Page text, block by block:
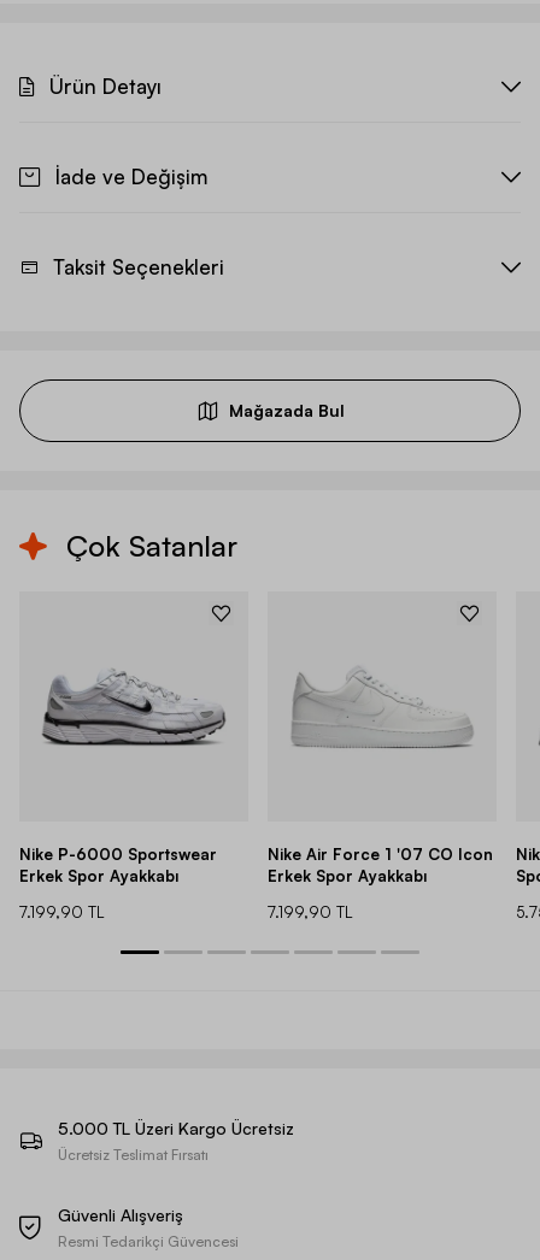
Ürün Detayı
İade ve Değişim
Taksit Seçenekleri
Mağazada Bul
Çok Satanlar
Nike P-6000 Sportswear
Erkek Spor Ayakkabı
7.199,90 TL
Nike Air Force 1 '07 CO Icon
Erkek Spor Ayakkabı
7.199,90 TL
5.000 TL Üzeri Kargo Ücretsiz
Ücretsiz Teslimat Fırsatı
Güvenli Alışveriş
Resmi Tedarikçi Güvencesi